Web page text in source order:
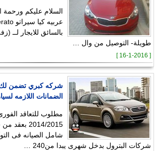
السلام عليكم ورحمة
بالسائق للايجار لــ
طويلة- التوصيل من وال …
[ 16-1-2016 ]
شركه كبري تضمن
الضمانات اللازمه
مطلوب للتعاقد
2014/2015
شامل الصيانه فى
شركات البترول بدخل شهرى يبدا من240 …